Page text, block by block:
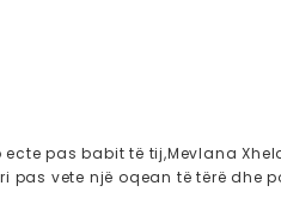
pas babit të tij,Mevlana
vete një oqean të tërë dhe